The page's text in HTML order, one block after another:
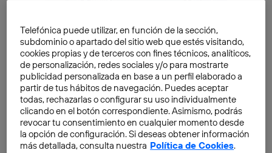
Telefónica puede utilizar, en función de la sección,
subdominio o apartado del sitio web que estés visitando,
cookies propias y de terceros con fines técnicos, analíticos,
de personalización, redes sociales y/o para mostrarte
publicidad personalizada en base a un perfil elaborado a
partir de tus hábitos de navegación. Puedes aceptar
todas, rechazarlas o configurar su uso individualmente
clicando en el botón correspondiente. Asimismo, podrás
revocar tu consentimiento en cualquier momento desde
la opción de configuración. Si deseas obtener información
más detallada, consulta nuestra Política de Cookies.